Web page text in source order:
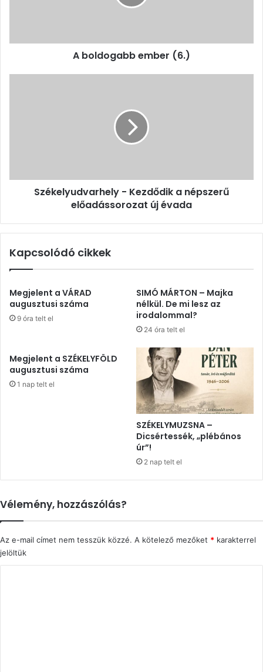
A boldogabb ember (6.)
Székelyudvarhely - Kezdődik a népszerű
előadássorozat új évada
Kapcsolódó cikkek
Megjelent a VÁRAD
augusztusi száma
9 óra telt el
SIMÓ MÁRTON – Majka
nélkül. De mi lesz az
irodalommal?
24 óra telt el
Megjelent a SZÉKELYFÖLD
augusztusi száma
1 nap telt el
SZÉKELYMUZSNA –
Dicsértessék, „plébános
úr”!
2 nap telt el
Vélemény, hozzászólás?
Az e-mail címet nem tesszük közzé. A kötelező mezőket * karakterrel
jelöltük